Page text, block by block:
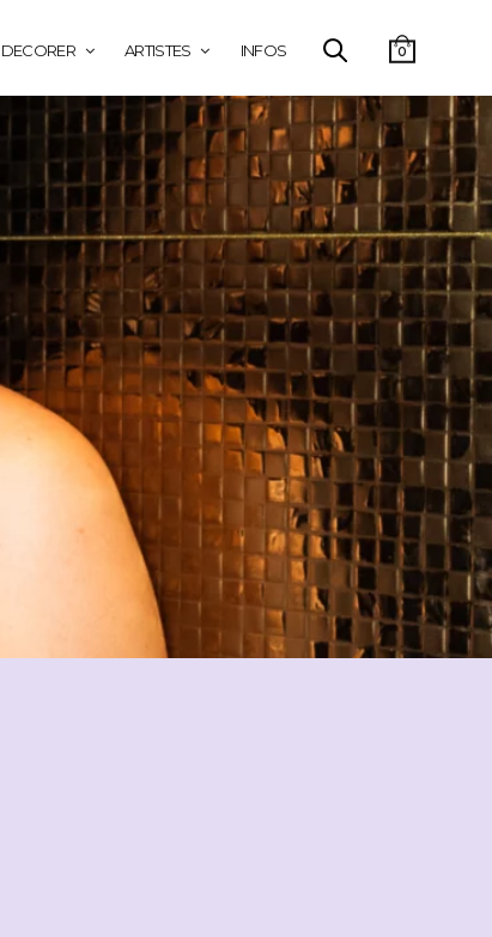
DECORER ARTISTES INFOS 0